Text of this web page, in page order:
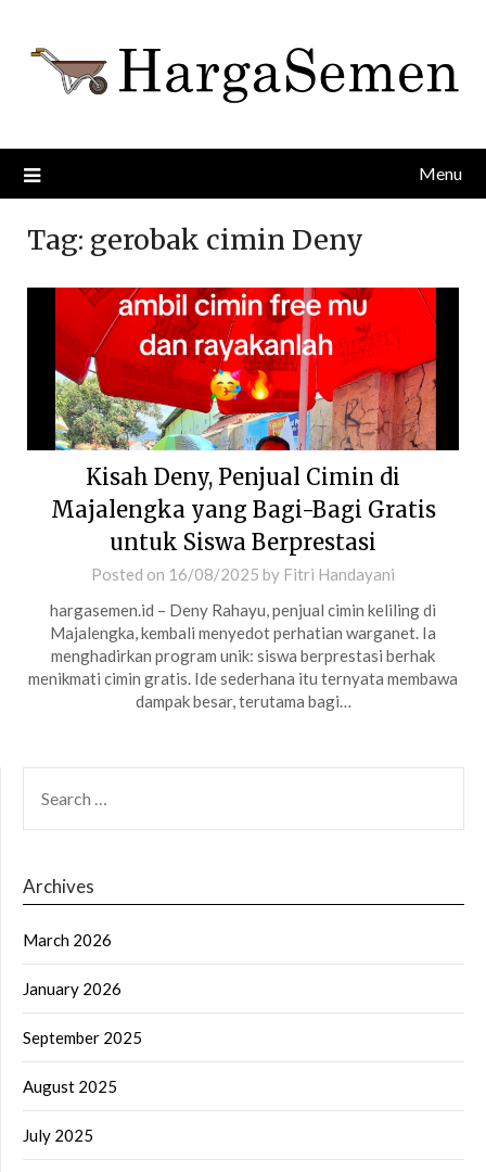
content
Menu
Tag: gerobak cimin Deny
Kisah Deny, Penjual Cimin di
Majalengka yang Bagi-Bagi Gratis
untuk Siswa Berprestasi
Posted on 16/08/2025 by Fitri Handayani
hargasemen.id – Deny Rahayu, penjual cimin keliling di
Majalengka, kembali menyedot perhatian warganet. Ia
menghadirkan program unik: siswa berprestasi berhak
menikmati cimin gratis. Ide sederhana itu ternyata membawa
dampak besar, terutama bagi…
FOR:
Archives
March 2026
January 2026
September 2025
August 2025
July 2025